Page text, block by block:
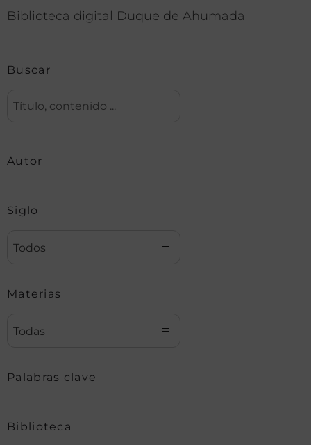
Biblioteca digital Duque de Ahumada
Buscar
Autor
Siglo
Todos
Materias
Todas
Palabras clave
Biblioteca